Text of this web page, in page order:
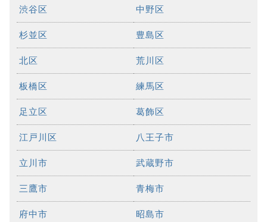
渋谷区 中野区
杉並区 豊島区
北区 荒川区
板橋区 練馬区
足立区 葛飾区
江戸川区 八王子市
立川市 武蔵野市
三鷹市 青梅市
府中市 昭島市